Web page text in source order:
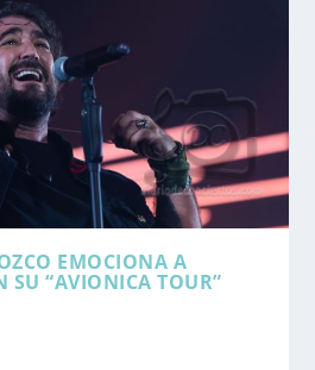
EMOCIONA A
SU “AVIONICA TOUR”